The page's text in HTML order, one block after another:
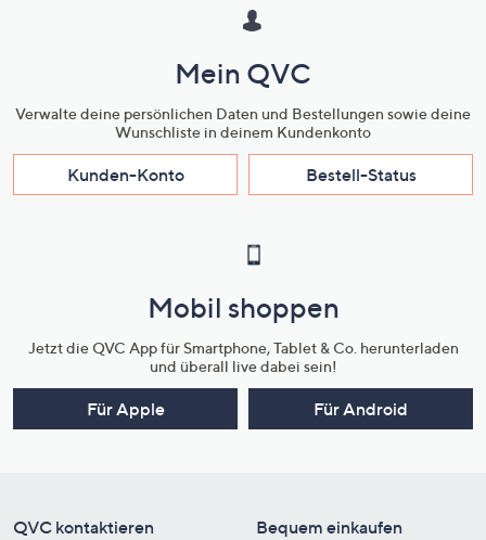
Mein QVC
Verwalte deine persönlichen Daten und Bestellungen sowie deine
Wunschliste in deinem Kundenkonto
Kunden-Konto Bestell-Status
Mobil shoppen
Jetzt die QVC App für Smartphone, Tablet & Co. herunterladen
und überall live dabei sein!
Für Apple Für Android
QVC kontaktieren Bequem einkaufen